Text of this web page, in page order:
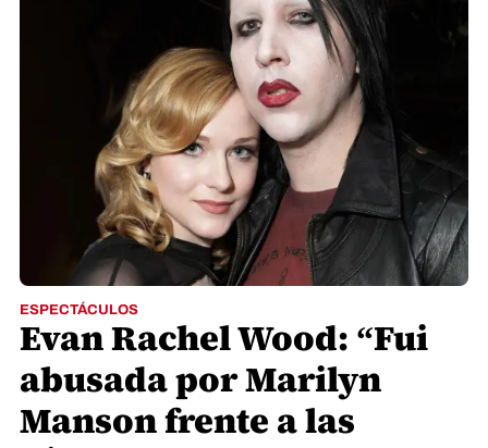
ESPECTÁCULOS
Evan Rachel Wood: “Fui
abusada por Marilyn
Manson frente a las